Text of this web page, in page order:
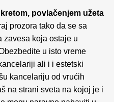
povlačenjem užeta
prozora tako da se sa
zavesa koja ostaje u
u isto vreme
ali i i estetski
kancelariju od vrućih
na strani sveta na kojoj je i